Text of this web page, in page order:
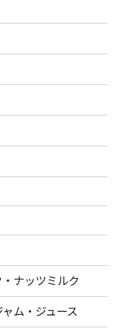
ナッツミルク
ム・ジュース